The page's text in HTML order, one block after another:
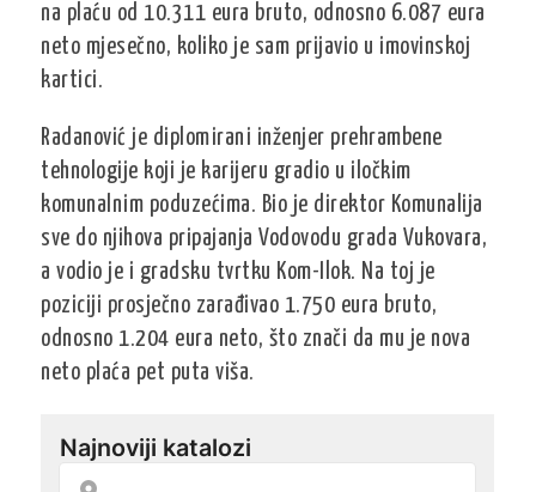
na plaću od 10.311 eura bruto, odnosno 6.087 eura
neto mjesečno, koliko je sam prijavio u imovinskoj
kartici.
Radanović je diplomirani inženjer prehrambene
tehnologije koji je karijeru gradio u iločkim
komunalnim poduzećima. Bio je direktor Komunalija
sve do njihova pripajanja Vodovodu grada Vukovara,
a vodio je i gradsku tvrtku Kom-Ilok. Na toj je
poziciji prosječno zarađivao 1.750 eura bruto,
odnosno 1.204 eura neto, što znači da mu je nova
neto plaća pet puta viša.